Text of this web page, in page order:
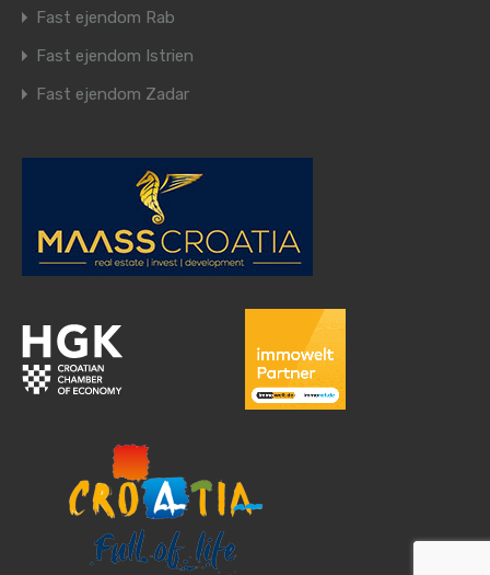
Fast ejendom Rab
Fast ejendom Istrien
Fast ejendom Zadar